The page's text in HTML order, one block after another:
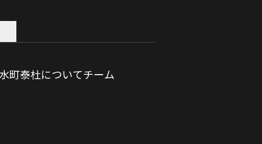
町泰杜についてチーム